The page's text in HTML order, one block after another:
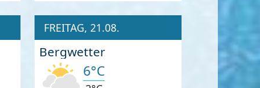
FREITAG, 21.08.
Bergwetter
6°C